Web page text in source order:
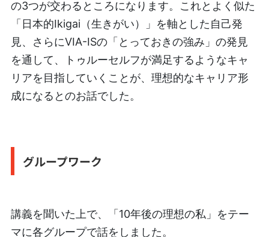
の3つが交わるところになります。これとよく似た
「日本的Ikigai（生きがい）」を軸とした自己発
見、さらにVIA-ISの「とっておきの強み」の発見
を通して、トゥルーセルフが満足するようなキャ
リアを目指していくことが、理想的なキャリア形
成になるとのお話でした。
グループワーク
講義を聞いた上で、「10年後の理想の私」をテー
マに各グループで話をしました。